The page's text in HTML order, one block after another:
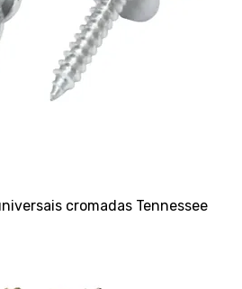
cromadas Tennessee